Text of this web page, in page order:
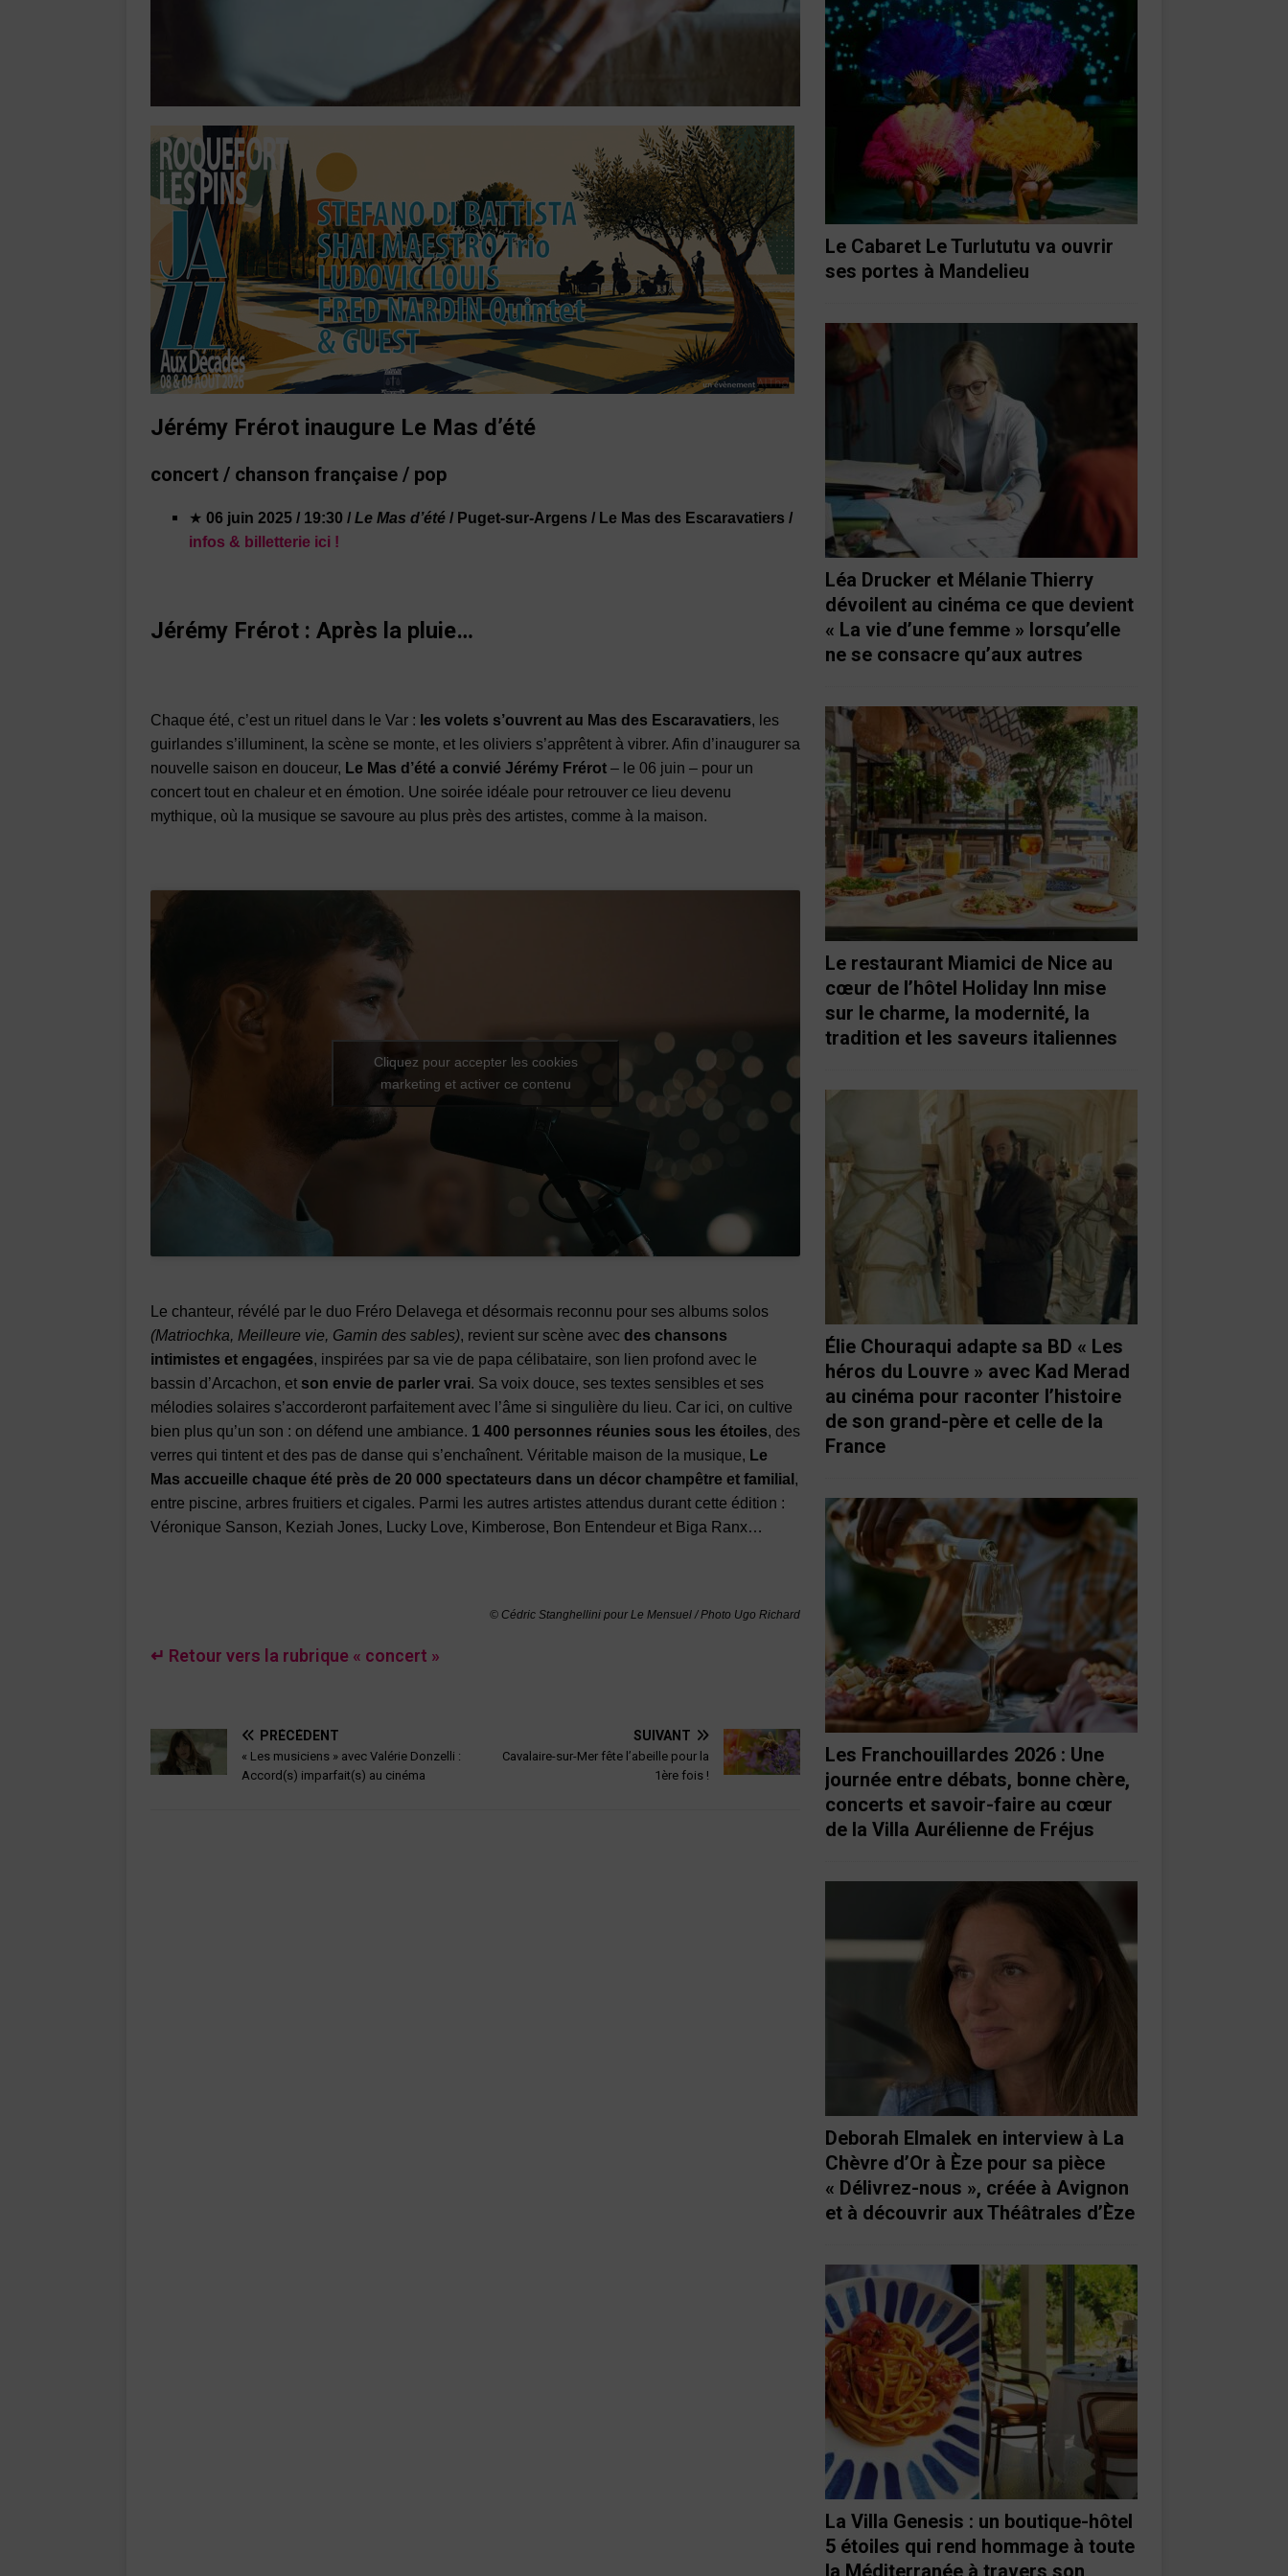
Jérémy Frérot inaugure Le Mas d’été
concert / chanson française / pop
★ 06 juin 2025 / 19:30 / Le Mas d’été / Puget-sur-Argens / Le Mas des Escaravatiers /
infos & billetterie ici !
Jérémy Frérot : Après la pluie…
Chaque été, c’est un rituel dans le Var : les volets s’ouvrent au Mas des Escaravatiers, les
guirlandes s’illuminent, la scène se monte, et les oliviers s’apprêtent à vibrer. Afin d’inaugurer sa
nouvelle saison en douceur, Le Mas d’été a convié Jérémy Frérot – le 06 juin – pour un
concert tout en chaleur et en émotion. Une soirée idéale pour retrouver ce lieu devenu
mythique, où la musique se savoure au plus près des artistes, comme à la maison.
Cliquez pour accepter les cookies
marketing et activer ce contenu
Le chanteur, révélé par le duo Fréro Delavega et désormais reconnu pour ses albums solos
(Matriochka, Meilleure vie, Gamin des sables), revient sur scène avec des chansons
intimistes et engagées, inspirées par sa vie de papa célibataire, son lien profond avec le
bassin d’Arcachon, et son envie de parler vrai. Sa voix douce, ses textes sensibles et ses
mélodies solaires s’accorderont parfaitement avec l’âme si singulière du lieu. Car ici, on cultive
bien plus qu’un son : on défend une ambiance. 1 400 personnes réunies sous les étoiles, des
verres qui tintent et des pas de danse qui s’enchaînent. Véritable maison de la musique, Le
Mas accueille chaque été près de 20 000 spectateurs dans un décor champêtre et familial ,
entre piscine, arbres fruitiers et cigales. Parmi les autres artistes attendus durant cette édition :
Véronique Sanson, Keziah Jones, Lucky Love, Kimberose, Bon Entendeur et Biga Ranx…
© Cédric Stanghellini pour Le Mensuel / Photo Ugo Richard
↵ Retour vers la rubrique « concert »
PRÉCÉDENT
« Les musiciens » avec Valérie Donzelli :
Accord(s) imparfait(s) au cinéma
SUIVANT
Cavalaire-sur-Mer fête l’abeille pour la
1ère fois !
Le Cabaret Le Turlututu va ouvrir
ses portes à Mandelieu
Léa Drucker et Mélanie Thierry
dévoilent au cinéma ce que devient
« La vie d’une femme » lorsqu’elle
ne se consacre qu’aux autres
Le restaurant Miamici de Nice au
cœur de l’hôtel Holiday Inn mise
sur le charme, la modernité, la
tradition et les saveurs italiennes
Élie Chouraqui adapte sa BD « Les
héros du Louvre » avec Kad Merad
au cinéma pour raconter l’histoire
de son grand-père et celle de la
France
Les Franchouillardes 2026 : Une
journée entre débats, bonne chère,
concerts et savoir-faire au cœur
de la Villa Aurélienne de Fréjus
Deborah Elmalek en interview à La
Chèvre d’Or à Èze pour sa pièce
« Délivrez-nous », créée à Avignon
et à découvrir aux Théâtrales d’Èze
La Villa Genesis : un boutique-hôtel
5 étoiles qui rend hommage à toute